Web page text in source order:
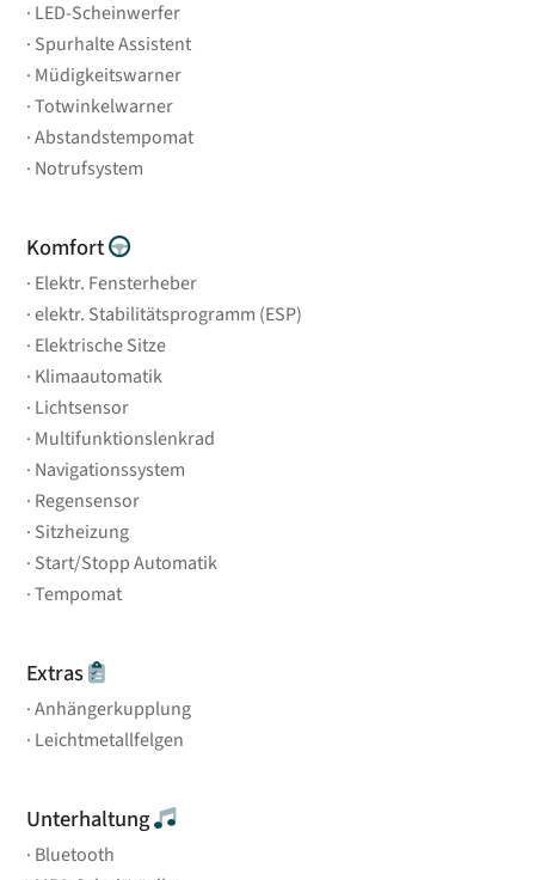
LED-Scheinwerfer
Spurhalte Assistent
Müdigkeitswarner
Totwinkelwarner
Abstandstempomat
Notrufsystem
Komfort
Elektr. Fensterheber
elektr. Stabilitätsprogramm (ESP)
Elektrische Sitze
Klimaautomatik
Lichtsensor
Multifunktionslenkrad
Navigationssystem
Regensensor
Sitzheizung
Start/Stopp Automatik
Tempomat
Extras
Anhängerkupplung
Leichtmetallfelgen
Unterhaltung
Bluetooth